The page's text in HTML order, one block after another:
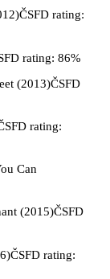
rating:
rating: 86%
(2013)ČSFD
rating:
Can
(2015)ČSFD
rating: